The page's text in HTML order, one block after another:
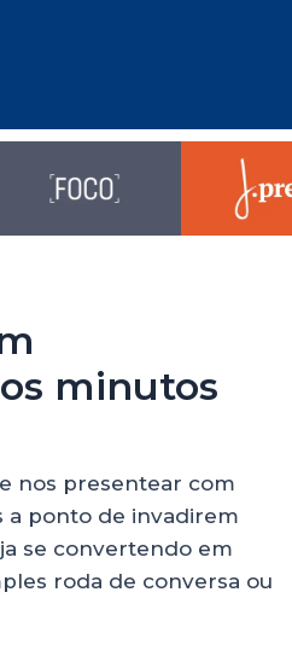
minutos
nos presentear com
a ponto de invadirem
se convertendo em
roda de conversa ou